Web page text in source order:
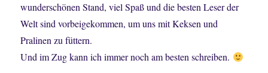
wunderschönen Stand, viel Spaß und die besten Leser der
Welt sind vorbeigekommen, um uns mit Keksen und
Pralinen zu füttern.
Und im Zug kann ich immer noch am besten schreiben.